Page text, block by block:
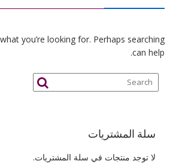
you’re looking for. Perhaps searching
can help.
سلة المشتريات
لا توجد منتجات في سلة المشتريات.